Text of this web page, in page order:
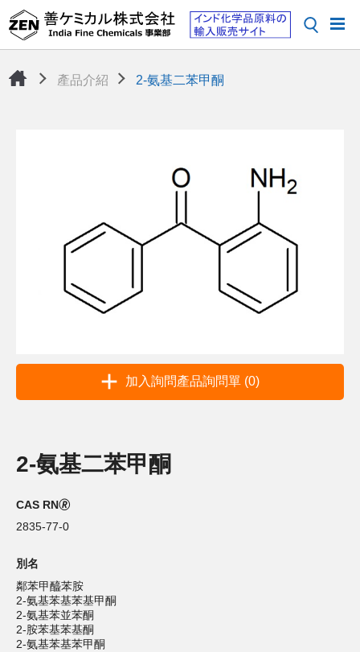
產品介紹 2-氨基二苯甲酮
加入詢問產品詢問單 (0)
2-氨基二苯甲酮
CAS RN🄬
2835-77-0
別名
鄰苯甲醯苯胺
2-氨基苯基苯基甲酮
2-氨基苯並苯酮
2-胺苯基苯基酮
2-氨基苯基苯甲酮